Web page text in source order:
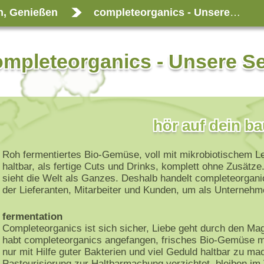
Genießen completeorganics - Unsere Sets
- Unsere
hör auf dein
Roh fermentiertes Bio-Gemüse, voll mit mikrobiotischem
haltbar, als fertige Cuts und Drinks, komplett ohne
sieht die Welt als Ganzes. Deshalb handelt
der Lieferanten, Mitarbeiter und Kunden, um als
fermentation
Completeorganics ist sich sicher, Liebe geht durch den
habt completeorganics angefangen, frisches Bio-Gemüse
nur mit Hilfe guter Bakterien und viel Geduld haltbar zu